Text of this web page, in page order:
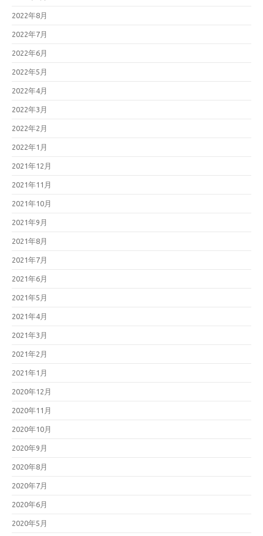
2022年8月
2022年7月
2022年6月
2022年5月
2022年4月
2022年3月
2022年2月
2022年1月
2021年12月
2021年11月
2021年10月
2021年9月
2021年8月
2021年7月
2021年6月
2021年5月
2021年4月
2021年3月
2021年2月
2021年1月
2020年12月
2020年11月
2020年10月
2020年9月
2020年8月
2020年7月
2020年6月
2020年5月